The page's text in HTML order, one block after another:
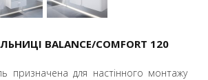
BALANCE/COMFORT 120
призначена для настінного монтажу